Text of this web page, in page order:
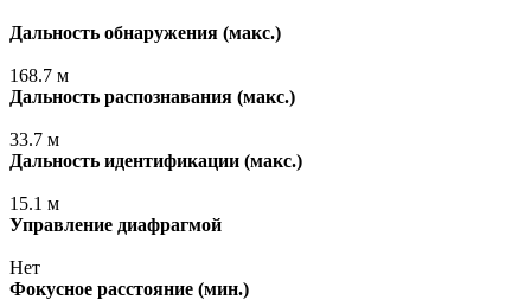
Дальность обнаружения (макс.)
168.7 м
Дальность распознавания (макс.)
33.7 м
Дальность идентификации (макс.)
15.1 м
Управление диафрагмой
Нет
Фокусное расстояние (мин.)